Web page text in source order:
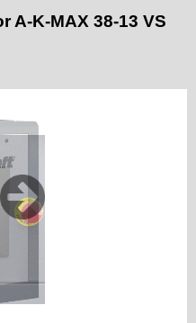
A-K-MAX 38-13 VS